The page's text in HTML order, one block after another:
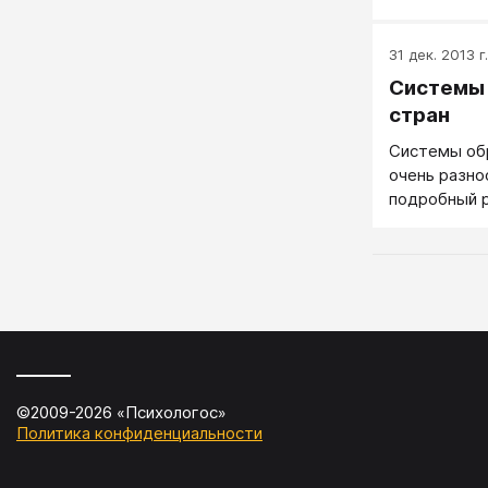
большим
заканчивая
с
заземлено
31 дек. 2013 г.
Системы
стран
Системы
очень
подробный
©2009-2026 «Психологос»
Политика конфиденциальности